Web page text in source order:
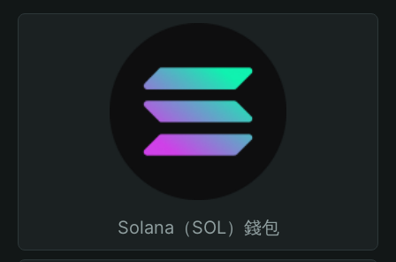
Solana（SOL）錢包